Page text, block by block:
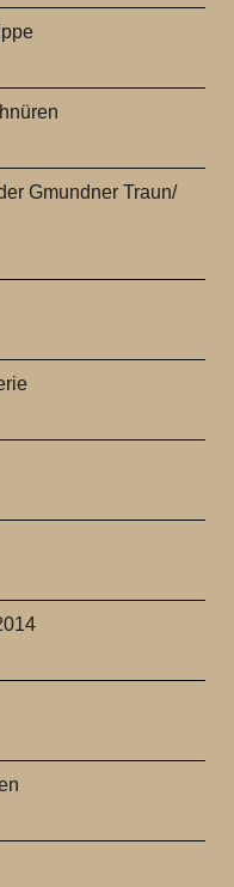
Gmundner Traun/